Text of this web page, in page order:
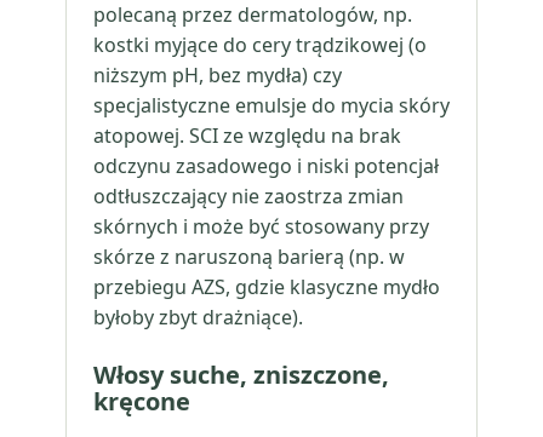
polecaną przez dermatologów, np.
kostki myjące do cery trądzikowej (o
niższym pH, bez mydła) czy
specjalistyczne emulsje do mycia skóry
atopowej. SCI ze względu na brak
odczynu zasadowego i niski potencjał
odtłuszczający nie zaostrza zmian
skórnych i może być stosowany przy
skórze z naruszoną barierą (np. w
przebiegu AZS, gdzie klasyczne mydło
byłoby zbyt drażniące).
Włosy suche, zniszczone,
kręcone